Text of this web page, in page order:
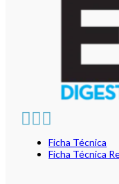
Ficha Técnica
Ficha Técnica